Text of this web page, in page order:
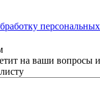
на ваши вопросы